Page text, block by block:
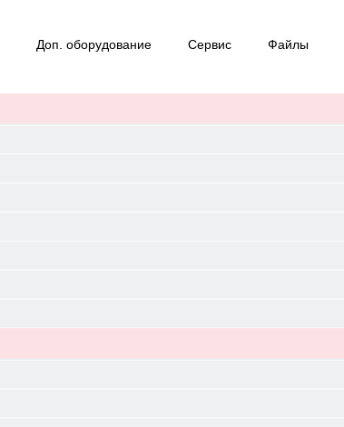
управления — Smart Gen SK-6120, степень защиты IP23.
месяцев или 1000 моточасов.
Доп. оборудование Сервис Файлы